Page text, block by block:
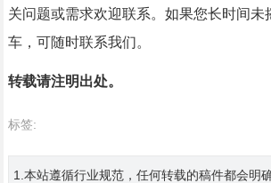
关问题或需求欢迎联系。如果您长时间未
车，可随时联系我们。
转载请注明出处。
标签:
1.本站遵循行业规范，任何转载的稿件都会明